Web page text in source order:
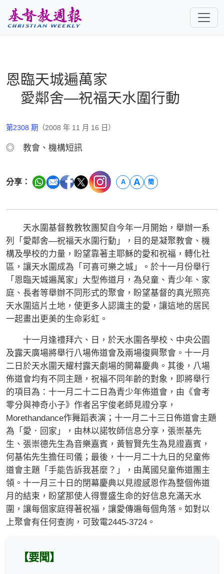
恩臨天城遍萬家
愛鄰舍—祝福天水圍行動
第2308 期 （2008 年 11 月 16 日）
◎ 教會、機構短訊
分享： A A 簡
天水圍基督教教牧團契自今年一月開始，舉辦一系
列「愛鄰舍—祝福天水圍行動」，目的是凝聚教會、機
構及學校的力量，盼望靠著主耶穌的愛和祝福，轉化社
區，讓天水圍成為「可喜可樂之城」。於十一月份舉行
「恩臨天城遍萬家」大型佈道月，為兒童、青少年、家
庭、長者等舉辦不同形式的聚會，盼望基督的真光照亮
天水圍這片土地，使更多人認識主的愛，讓這地的居民
一起畫出更美的生命彩虹。
十一月逢禮拜六、日，於天水圍各學校、中央公園
及露天廣場將舉行八場佈道會及兩場復興聚會。十一月
二日於天水圍天耀村露天劇場的開幕慶典。其後，八場
佈道會均有不同主題，祝福不同年齡的對象，即將舉行
的項目為：十一月二十二日為青少年佈道會，由《會考
零分與神奇小子》作者呂宇俊老師見證分享，
Morethandance作舞蹈表演；十一月二十三日佈道會主題
為「愛．回家」，由林以諾牧師信息分享，張崇基先
生、張崇德先生為音樂嘉賓，黃智賢先生為見證嘉賓，
何基佑先生擔任司儀；最後，十一月二十九日的兒童佈
道會主題「手能告訴我甚麼？」，由萬國兒童佈道團主
領。十一月三十日的閉幕慶典以見證感恩作為整個佈道
月的結束，盼望那使人得豐盛生命的好信息充滿天水
圍，讓每個家庭得著祝福，讓愛傳遍每個角落。如對以
上聚會有任何查詢，可致電2445-3724。
【要聞】